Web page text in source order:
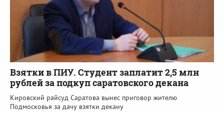
Взятки в ПИУ. Студент заплатит 2,5 млн
рублей за подкуп саратовского декана
Кировский райсуд Саратова вынес приговор жителю
Подмосковья за дачу взятки декану